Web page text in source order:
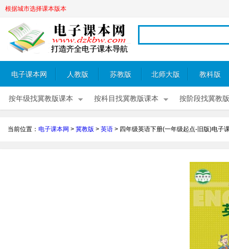
根据城市选择课本版本
电子课本网 人教版 苏教版 北师大版 教科版
按年级找冀教版课本 按科目找冀教版课本 按阶段找冀教
当前位置： 电子课本网 > 冀教版 > 英语 > 四年级英语下册(一年级起点-旧版)电子